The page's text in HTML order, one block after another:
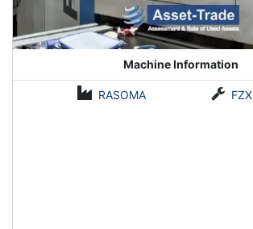
Machine Information
RASOMA